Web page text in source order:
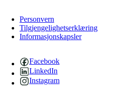
Personvern
Tilgjengelighetserklæring
Informasjonskapsler
Facebook
LinkedIn
Instagram